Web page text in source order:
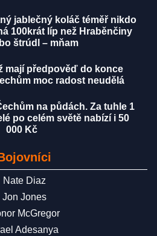
jablečný koláč téměř nikdo
100krát líp než Hraběnčiny
štrúdl – mňam
mají předpověď do konce
moc radost neudělá
na půdách. Za tuhle 1
po celém světě nabízí i 50
000 Kč
Nate Diaz
Jon Jones
McGregor
Adesanya